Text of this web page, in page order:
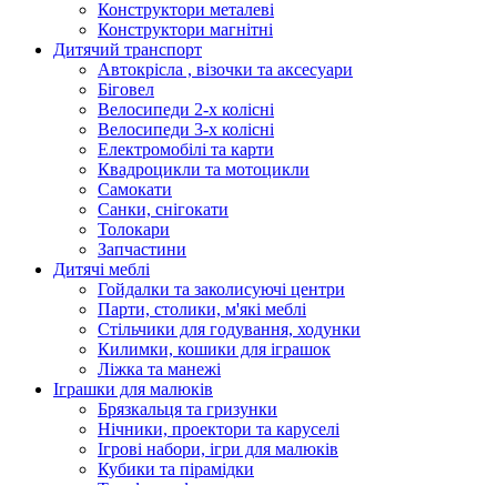
Конструктори металеві
Конструктори магнітні
Дитячий транспорт
Автокрісла , візочки та аксесуари
Біговел
Велосипеди 2-х колісні
Велосипеди 3-х колісні
Електромобілі та карти
Квадроцикли та мотоцикли
Самокати
Санки, снігокати
Толокари
Запчастини
Дитячі меблі
Гойдалки та заколисуючі центри
Парти, столики, м'які меблі
Стільчики для годування, ходунки
Килимки, кошики для іграшок
Ліжка та манежі
Іграшки для малюків
Брязкальця та гризунки
Нічники, проектори та каруселі
Ігрові набори, ігри для малюків
Кубики та пірамідки